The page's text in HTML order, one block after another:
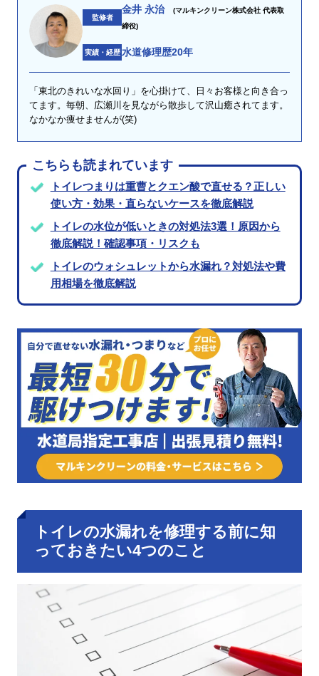
監修者
金井 永治
(マルキンクリーン株式会社 代表取
締役)
実績・経歴 水道修理歴20年
「東北のきれいな水回り」を心掛けて、日々お客様と向き合っ
てます。毎朝、広瀬川を見ながら散歩して沢山癒されてます。
なかなか痩せませんが(笑)
こちらも読まれています
トイレつまりは重曹とクエン酸で直せる？正しい
使い方・効果・直らないケースを徹底解説
トイレの水位が低いときの対処法3選！原因から
徹底解説！確認事項・リスクも
トイレのウォシュレットから水漏れ？対処法や費
用相場を徹底解説
トイレの水漏れを修理する前に知
っておきたい4つのこと